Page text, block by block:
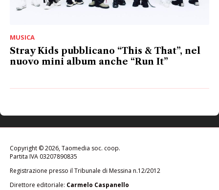
MUSICA
Stray Kids pubblicano “This & That”, nel
nuovo mini album anche “Run It”
Copyright © 2026, Taomedia soc. coop.
Partita IVA 03207890835
Registrazione presso il Tribunale di Messina n.12/2012
Direttore editoriale: Carmelo Caspanello